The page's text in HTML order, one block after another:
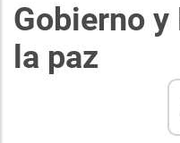
Gobierno y
la paz